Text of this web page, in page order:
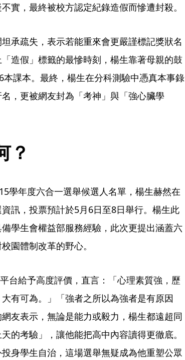
實，最終被校方認定紀錄造假而慘遭封殺。
承疏失，表示若能重來會更嚴謹標記獎狀名
造假」標籤的最慘時刻，楊生靠著母親的鼓
課本。最終，楊生在分科測驗中憑真本事錄
，更被網友封為「考神」與「強心臟學
？
學年度六合一選舉候選人名單，楊生赫然在
訊，投票預計於5月6日至8日舉行。楊生此
學生會權益部服務經驗，此次更提出涵蓋六
園體制改革的野心。
台給予高度評價，直言：「心理素質強，歷
有可為。」「強者之所以為強者是有原因
友表示，無論是能力或毅力，楊生都遠超同
的考驗」，讓他能把高中內容讀得更徹底。
身學生自治，這場選舉無疑成為他重塑公眾